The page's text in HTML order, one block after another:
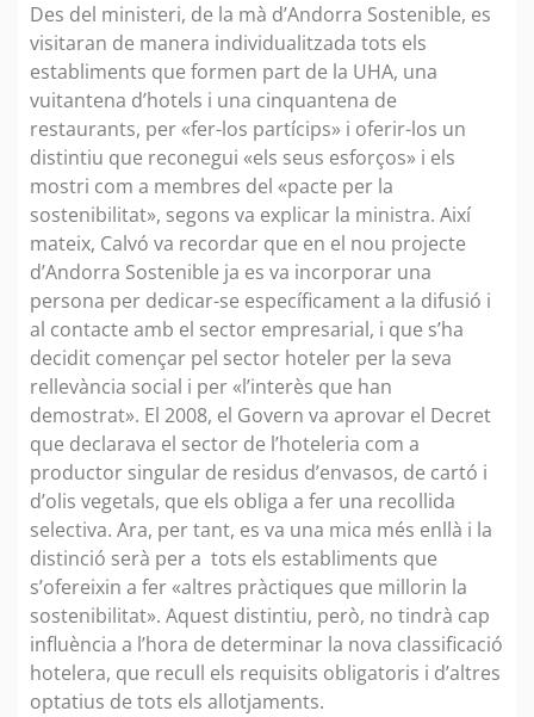
Des del ministeri, de la mà d’Andorra Sostenible, es
visitaran de manera individualitzada tots els
establiments que formen part de la UHA, una
vuitantena d’hotels i una cinquantena de
restaurants, per «fer-los partícips» i oferir-los un
distintiu que reconegui «els seus esforços» i els
mostri com a membres del «pacte per la
sostenibilitat», segons va explicar la ministra. Així
mateix, Calvó va recordar que en el nou projecte
d’Andorra Sostenible ja es va incorporar una
persona per dedicar-se específicament a la difusió i
al contacte amb el sector empresarial, i que s’ha
decidit començar pel sector hoteler per la seva
rellevància social i per «l’interès que han
demostrat». El 2008, el Govern va aprovar el Decret
que declarava el sector de l’hoteleria com a
productor singular de residus d’envasos, de cartó i
d’olis vegetals, que els obliga a fer una recollida
selectiva. Ara, per tant, es va una mica més enllà i la
distinció serà per a tots els establiments que
s’ofereixin a fer «altres pràctiques que millorin la
sostenibilitat». Aquest distintiu, però, no tindrà cap
influència a l’hora de determinar la nova classificació
hotelera, que recull els requisits obligatoris i d’altres
optatius de tots els allotjaments.